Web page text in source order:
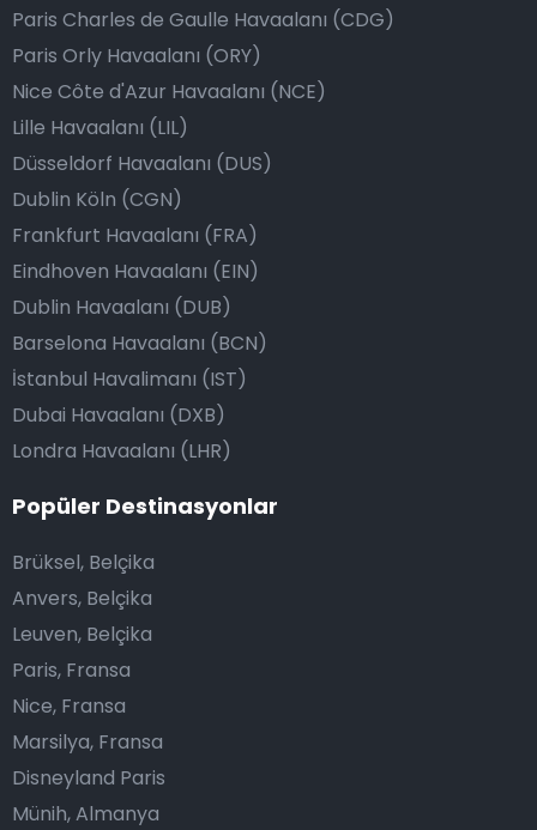
Paris Charles de Gaulle Havaalanı (CDG)
Paris Orly Havaalanı (ORY)
Nice Côte d'Azur Havaalanı (NCE)
Lille Havaalanı (LIL)
Düsseldorf Havaalanı (DUS)
Dublin Köln (CGN)
Frankfurt Havaalanı (FRA)
Eindhoven Havaalanı (EIN)
Dublin Havaalanı (DUB)
Barselona Havaalanı (BCN)
İstanbul Havalimanı (IST)
Dubai Havaalanı (DXB)
Londra Havaalanı (LHR)
Popüler Destinasyonlar
Brüksel, Belçika
Anvers, Belçika
Leuven, Belçika
Paris, Fransa
Nice, Fransa
Marsilya, Fransa
Disneyland Paris
Münih, Almanya